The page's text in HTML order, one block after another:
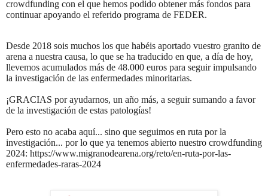
crowdfunding con el que hemos podido obtener más fondos para
continuar apoyando el referido programa de FEDER.
Desde 2018 sois muchos los que habéis aportado vuestro granito de
arena a nuestra causa, lo que se ha traducido en que, a día de hoy,
llevemos acumulados más de 48.000 euros para seguir impulsando
la investigación de las enfermedades minoritarias.
¡GRACIAS por ayudarnos, un año más, a seguir sumando a favor
de la investigación de estas patologías!
Pero esto no acaba aquí... sino que seguimos en ruta por la
investigación... por lo que ya tenemos abierto nuestro crowdfunding
2024: https://www.migranodearena.org/reto/en-ruta-por-las-
enfermedades-raras-2024